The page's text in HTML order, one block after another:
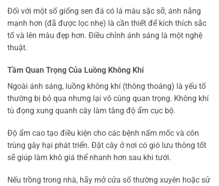
Đối với một số giống sen đá có lá màu sặc sỡ, ánh nắng
mạnh hơn (đã được lọc nhẹ) là cần thiết để kích thích sắc
tố và lên màu đẹp hơn. Điều chỉnh ánh sáng là một nghệ
thuật.
Tầm Quan Trọng Của Luồng Không Khí
Ngoài ánh sáng, luồng không khí (thông thoáng) là yếu tố
thường bị bỏ qua nhưng lại vô cùng quan trọng. Không khí
tù đọng xung quanh cây làm tăng độ ẩm cục bộ.
Độ ẩm cao tạo điều kiện cho các bệnh nấm mốc và côn
trùng gây hại phát triển. Đặt cây ở nơi có gió lưu thông tốt
sẽ giúp làm khô giá thể nhanh hơn sau khi tưới.
Nếu trồng trong nhà, hãy mở cửa sổ thường xuyên hoặc sử